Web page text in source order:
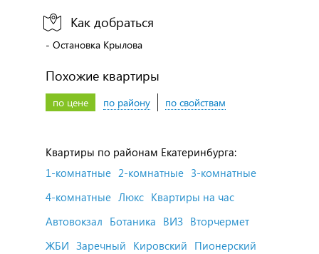
Как добраться
- Остановка Крылова
Похожие квартиры
по цене по району по свойствам
Квартиры по районам Екатеринбурга:
1-комнатные 2-комнатные 3-комнатные
4-комнатные Люкс Квартиры на час
Автовокзал Ботаника ВИЗ Вторчермет
ЖБИ Заречный Кировский Пионерский